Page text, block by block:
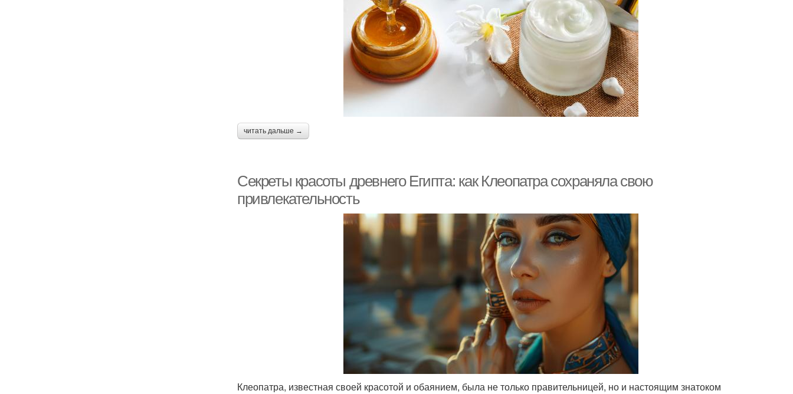
читать дальше →
Секреты красоты древнего Египта: как Клеопатра сохраняла свою
привлекательность
Клеопатра, известная своей красотой и обаянием, была не только правительницей, но и настоящим знатоком